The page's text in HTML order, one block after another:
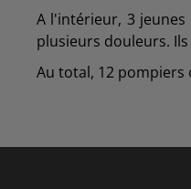
A l'intérieur, 3
plusieurs douleurs.
Au total, 12 pompiers